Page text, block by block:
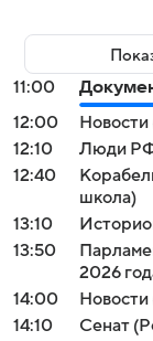
11:00
12:00
12:10
Люди РФ
12:40
школа)
13:10
13:50
2026
14:00
14:10
Сенат